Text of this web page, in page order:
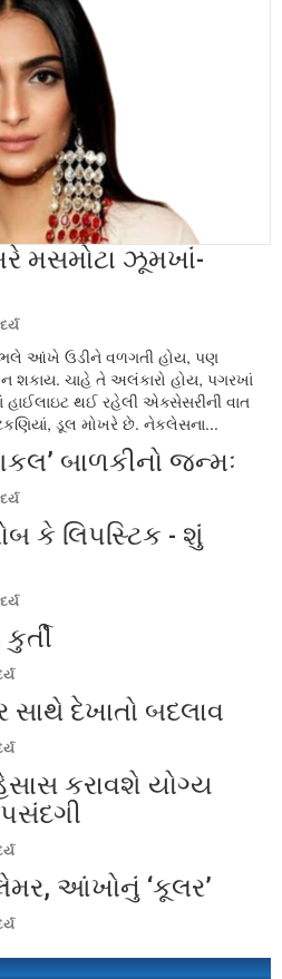
મસમોટા ઝૂમખાં-
ભલે આંખે ઉડીને વળગતી હોય, પણ
ચાહે તે અલંકારો હોય, પગરખાં
થઈ રહેલી એક્સેસરીની વાત
ડૂલ મોખરે છે. નેકલેસના...
બાળકીનો જન્મઃ
કે લિપસ્ટિક - શું
સાથે દેખાતો બદલાવ
કરાવશે યોગ્ય
આંખોનું ‘કૂલર’